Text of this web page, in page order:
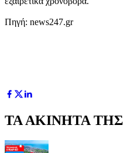
Πηγή: news247.gr
ΤΑ ΑΚΙΝΗΤΑ